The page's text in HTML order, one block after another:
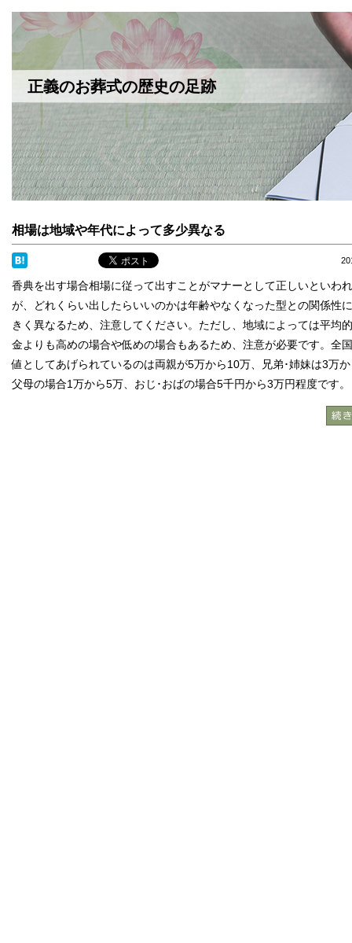
正義のお葬式の歴史の足跡
相場は地域や年代によって多少異なる
香典を出す場合相場に従って出すことがマナーとして正しいといわ
が、どれくらい出したらいいのかは年齢やなくなった型との関係性
きく異なるため、注意してください。ただし、地域によっては平均
金よりも高めの場合や低めの場合もあるため、注意が必要です。全
値としてあげられているのは両親が5万から10万、兄弟･姉妹は3万
父母の場合1万から5万、おじ･おばの場合5千円から3万円程度です。